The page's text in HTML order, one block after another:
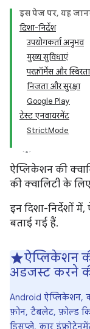
इस पेज पर, यह
दिशा-निर्देश
उपयोगकर्ता अनुभव
मुख्य सुविधाएं
परफ़ॉर्मेंस और स्थिरता
निजता और सुरक्षा
Google Play
टेस्ट एनवायरमेंट
StrictMode
ऐप्लिकेशन की
की क्वालिटी के
इन दिशा-निर्देशों
बताई गई हैं.
ऐप्लिकेशन
अडजस्ट करने
Android ऐप्लिकेशन,
फ़ोन, टैबलेट, फ़ोल्ड
डिसप्ले, कार